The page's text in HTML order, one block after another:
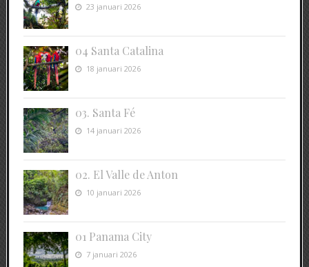
23 januari 2026
04 Santa Catalina
18 januari 2026
03. Santa Fé
14 januari 2026
02. El Valle de Anton
10 januari 2026
01 Panama City
7 januari 2026